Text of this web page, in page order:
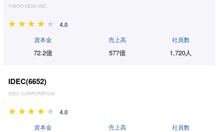
TOKYO KEIKI INC.
4.0
資本金
72.2億
売上高
577億
社員数
1,720人
IDEC(6652)
IDEC CORPORATION
4.0
資本金 売上高 社員数